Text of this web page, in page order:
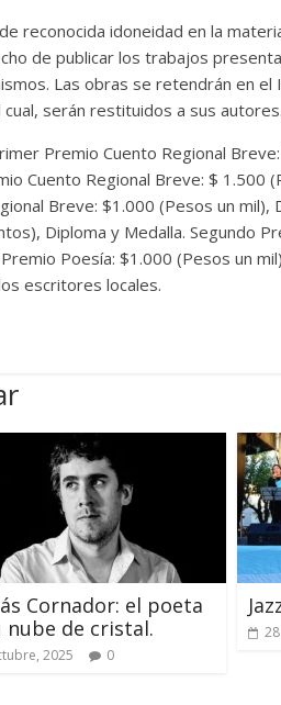
reconocida idoneidad en la
de publicar los trabajos
Las obras se retendrán en el
serán restituidos a sus autores.
Premio Cuento Regional
Cuento Regional Breve: $ 1.500
Breve: $1.000 (Pesos un mil),
Diploma y Medalla. Segundo
Poesía: $1.000 (Pesos un
escritores locales.
Cornador: el poeta
nube de cristal.
2025 0